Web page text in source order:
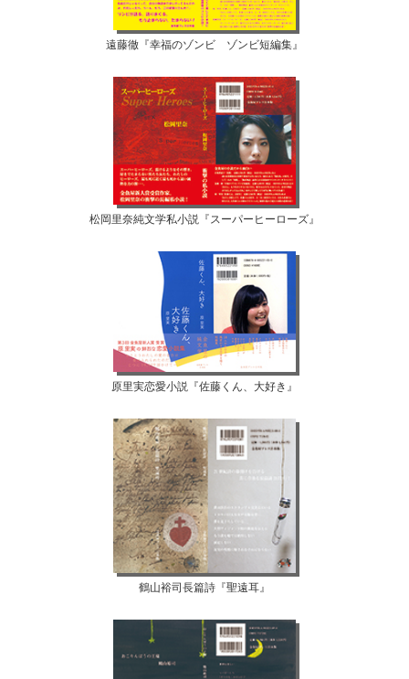
遠藤徹『幸福のゾンビ ゾンビ短編集』
松岡里奈純文学私小説『スーパーヒーローズ』
原里実恋愛小説『佐藤くん、大好き』
鶴山裕司長篇詩『聖遠耳』